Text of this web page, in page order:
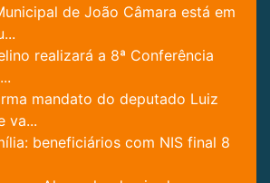
de João Câmara está em
realizará a 8ª Conferência
mandato do deputado Luiz
va...
beneficiários com NIS final 8